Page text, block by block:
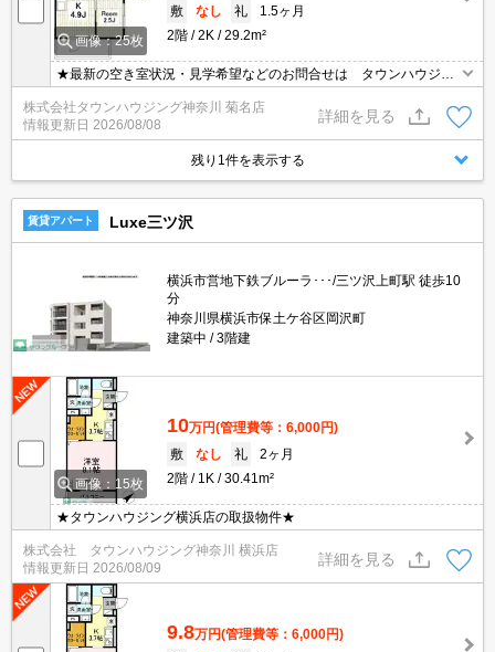
画像：25枚
敷
なし 礼
1.5ヶ月
2階
2K 29.2m²
★最新の空き室状況・見学希望などのお問合せは タウンハウジン
グまでお気軽に♪★
株式会社タウンハウジング神奈川 菊名店
情報更新日 2026/08/08
詳細を見る
残り1件を表示する
賃貸アパート Luxe三ツ沢
横浜市営地下鉄ブルーラ･･･/三ツ沢上町駅 徒歩10
分
神奈川県横浜市保土ケ谷区岡沢町
建築中
3階建
画像：15枚
10万円(管理費等：6,000円)
敷
なし 礼
2ヶ月
2階
1K 30.41m²
★タウンハウジング横浜店の取扱物件★
株式会社 タウンハウジング神奈川 横浜店
情報更新日 2026/08/09
詳細を見る
9.8万円(管理費等：6,000円)